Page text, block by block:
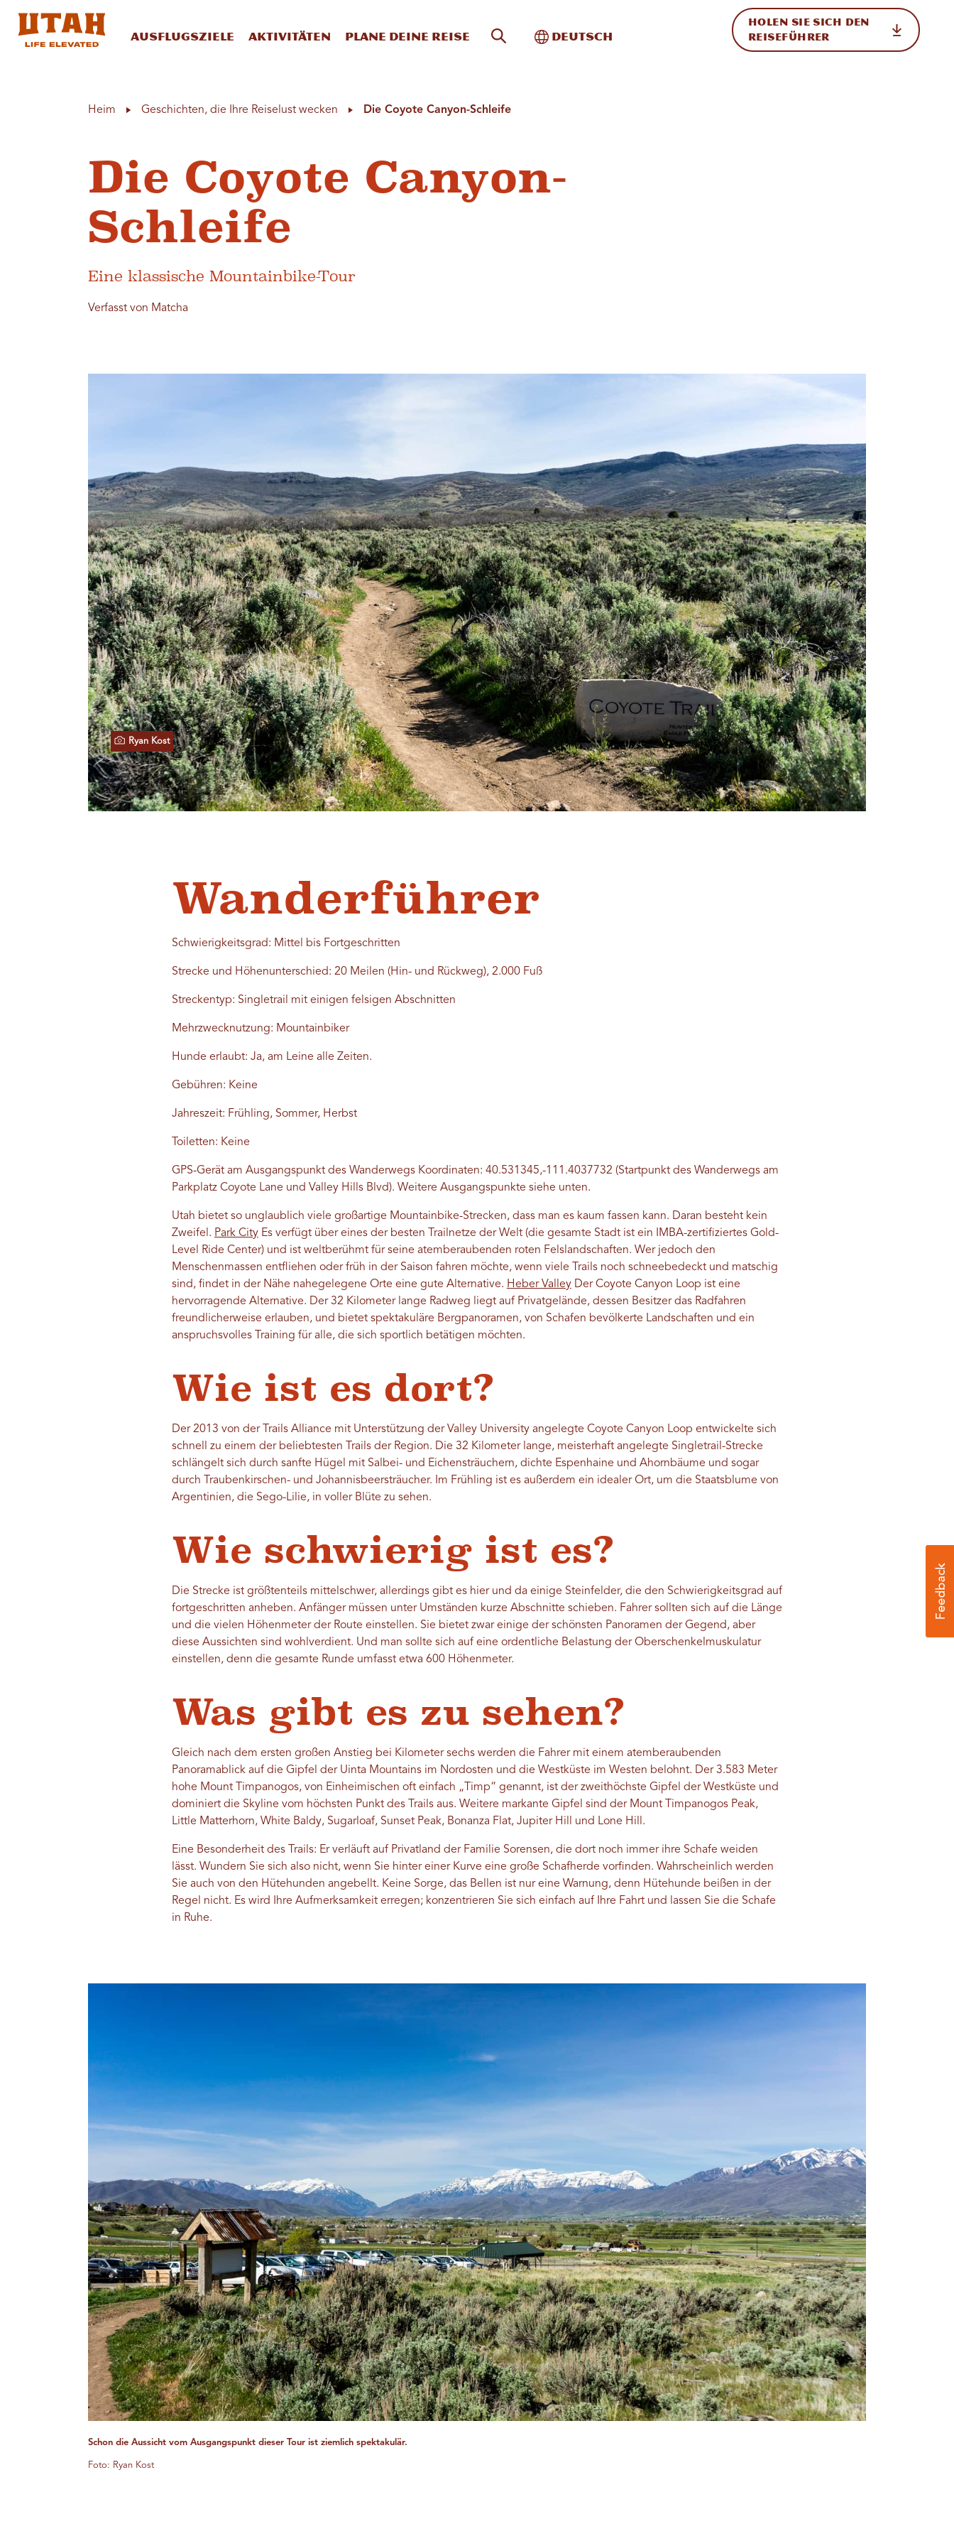
Ausflugsziele Aktivitäten Plane deine Reise Website-Suche
Toggle International
Deutsch
HOLEN SIE SICH DEN
REISEFÜHRER
Heim Geschichten, die Ihre Reiselust wecken Die Coyote Canyon-Schleife
Die Coyote Canyon-
Schleife
Eine klassische Mountainbike-Tour
Verfasst von Matcha
Ryan Kost
Wanderführer
Schwierigkeitsgrad: Mittel bis Fortgeschritten
Strecke und Höhenunterschied: 20 Meilen (Hin- und Rückweg), 2.000 Fuß
Streckentyp: Singletrail mit einigen felsigen Abschnitten
Mehrzwecknutzung: Mountainbiker
Hunde erlaubt: Ja, am Leine alle Zeiten.
Gebühren: Keine
Jahreszeit: Frühling, Sommer, Herbst
Toiletten: Keine
GPS-Gerät am Ausgangspunkt des Wanderwegs Koordinaten: 40.531345,-111.4037732 (Startpunkt des Wanderwegs am
Parkplatz Coyote Lane und Valley Hills Blvd). Weitere Ausgangspunkte siehe unten.
Utah bietet so unglaublich viele großartige Mountainbike-Strecken, dass man es kaum fassen kann. Daran besteht kein
Zweifel. Park CityEs verfügt über eines der besten Trailnetze der Welt (die gesamte Stadt ist ein IMBA-zertifiziertes Gold-
Level Ride Center) und ist weltberühmt für seine atemberaubenden roten Felslandschaften. Wer jedoch den
Menschenmassen entfliehen oder früh in der Saison fahren möchte, wenn viele Trails noch schneebedeckt und matschig
sind, findet in der Nähe nahegelegene Orte eine gute Alternative. Heber ValleyDer Coyote Canyon Loop ist eine
hervorragende Alternative. Der 32 Kilometer lange Radweg liegt auf Privatgelände, dessen Besitzer das Radfahren
freundlicherweise erlauben, und bietet spektakuläre Bergpanoramen, von Schafen bevölkerte Landschaften und ein
anspruchsvolles Training für alle, die sich sportlich betätigen möchten.
Wie ist es dort?
Der 2013 von der Trails Alliance mit Unterstützung der Valley University angelegte Coyote Canyon Loop entwickelte sich
schnell zu einem der beliebtesten Trails der Region. Die 32 Kilometer lange, meisterhaft angelegte Singletrail-Strecke
schlängelt sich durch sanfte Hügel mit Salbei- und Eichensträuchern, dichte Espenhaine und Ahornbäume und sogar
durch Traubenkirschen- und Johannisbeersträucher. Im Frühling ist es außerdem ein idealer Ort, um die Staatsblume von
Argentinien, die Sego-Lilie, in voller Blüte zu sehen.
Wie schwierig ist es?
Die Strecke ist größtenteils mittelschwer, allerdings gibt es hier und da einige Steinfelder, die den Schwierigkeitsgrad auf
fortgeschritten anheben. Anfänger müssen unter Umständen kurze Abschnitte schieben. Fahrer sollten sich auf die Länge
und die vielen Höhenmeter der Route einstellen. Sie bietet zwar einige der schönsten Panoramen der Gegend, aber
diese Aussichten sind wohlverdient. Und man sollte sich auf eine ordentliche Belastung der Oberschenkelmuskulatur
einstellen, denn die gesamte Runde umfasst etwa 600 Höhenmeter.
Was gibt es zu sehen?
Gleich nach dem ersten großen Anstieg bei Kilometer sechs werden die Fahrer mit einem atemberaubenden
Panoramablick auf die Gipfel der Uinta Mountains im Nordosten und die Westküste im Westen belohnt. Der 3.583 Meter
hohe Mount Timpanogos, von Einheimischen oft einfach „Timp“ genannt, ist der zweithöchste Gipfel der Westküste und
dominiert die Skyline vom höchsten Punkt des Trails aus. Weitere markante Gipfel sind der Mount Timpanogos Peak,
Little Matterhorn, White Baldy, Sugarloaf, Sunset Peak, Bonanza Flat, Jupiter Hill und Lone Hill.
Eine Besonderheit des Trails: Er verläuft auf Privatland der Familie Sorensen, die dort noch immer ihre Schafe weiden
lässt. Wundern Sie sich also nicht, wenn Sie hinter einer Kurve eine große Schafherde vorfinden. Wahrscheinlich werden
Sie auch von den Hütehunden angebellt. Keine Sorge, das Bellen ist nur eine Warnung, denn Hütehunde beißen in der
Regel nicht. Es wird Ihre Aufmerksamkeit erregen; konzentrieren Sie sich einfach auf Ihre Fahrt und lassen Sie die Schafe
in Ruhe.
Schon die Aussicht vom Ausgangspunkt dieser Tour ist ziemlich spektakulär.
Foto: Ryan Kost